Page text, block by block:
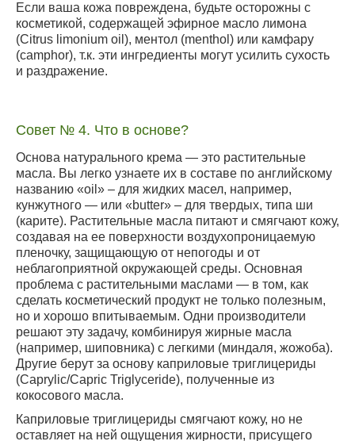
Если ваша кожа повреждена, будьте осторожны с
косметикой, содержащей эфирное масло лимона
(Citrus limonium oil), ментол (menthol) или камфару
(camphor), т.к. эти ингредиенты могут усилить сухость
и раздражение.
Совет № 4. Что в основе?
Основа натурального крема — это растительные
масла. Вы легко узнаете их в составе по английскому
названию «oil» – для жидких масел, например,
кунжутного — или «butter» – для твердых, типа ши
(карите). Растительные масла питают и смягчают кожу,
создавая на ее поверхности воздухопроницаемую
пленочку, защищающую от непогоды и от
неблагоприятной окружающей среды. Основная
проблема с растительными маслами — в том, как
сделать косметический продукт не только полезным,
но и хорошо впитываемым. Одни производители
решают эту задачу, комбинируя жирные масла
(например, шиповника) с легкими (миндаля, жожоба).
Другие берут за основу каприловые триглицериды
(Caprylic/Capric Triglyceride), полученные из
кокосового масла.
Каприловые триглицериды смягчают кожу, но не
оставляет на ней ощущения жирности, присущего